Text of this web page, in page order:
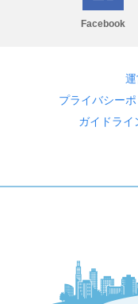
Facebook
プライバシー
ガイドライ